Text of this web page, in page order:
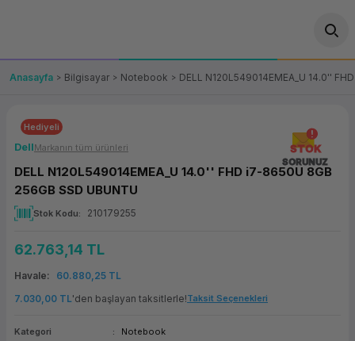
OT/VT Ürünleri
Fiş Yazıcı
Panel PC
(Firewall)
Makinesi
Makinesi
Çözümleri
Bağlantı
Yedekleme
Ürünler
Paketi
Anasayfa Bilgisayar Notebook DELL N120L549014EMEA_U 14.0''
Hediyeli
STOK
SORUNUZ
DellMarkanın tüm ürünleri
DELL N120L549014EMEA_U 14.0'' FHD i7-8650U 8GB
256GB SSD UBUNTU
Stok Kodu 210179255
62.763,14 TL
Havale
60.880,25 TL
7.030,00 TL'den başlayan taksitlerle!Taksit Seçenekleri
Kategori
Notebook